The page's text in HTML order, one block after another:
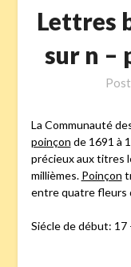
Lettres
sur n –
La Communauté
poinçon de 1691 à
précieux aux titres
millièmes. Poinçon
entre quatre fleurs
Siécle de début: 17